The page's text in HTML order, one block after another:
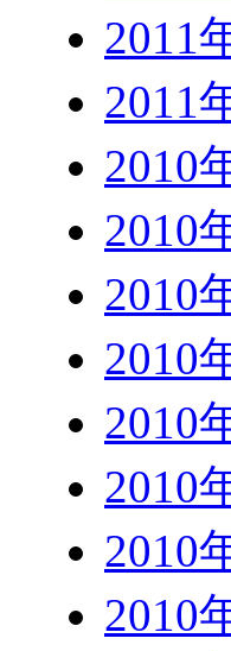
2011
2011
2010
2010
2010
2010
2010
2010
2010
2010